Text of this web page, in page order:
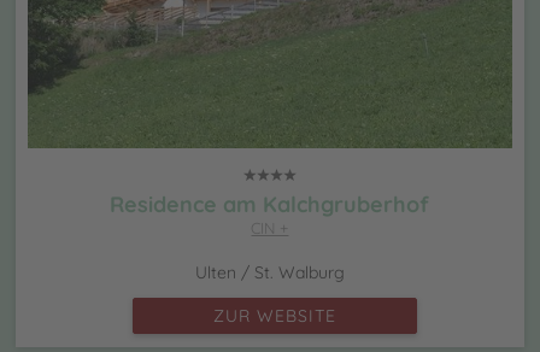
Residence am Kalchgruberhof
CIN +
Ulten / St. Walburg
ZUR WEBSITE